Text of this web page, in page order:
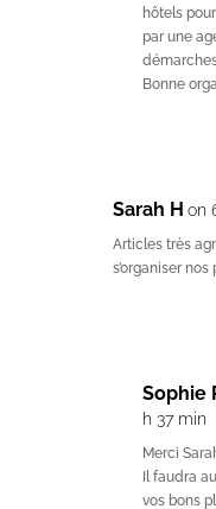
hôtels
par une
Bonne
Sarah H on
Articles très
s’organiser nos
Sophie
h 37 min
Merci
Il faudra
vos bons